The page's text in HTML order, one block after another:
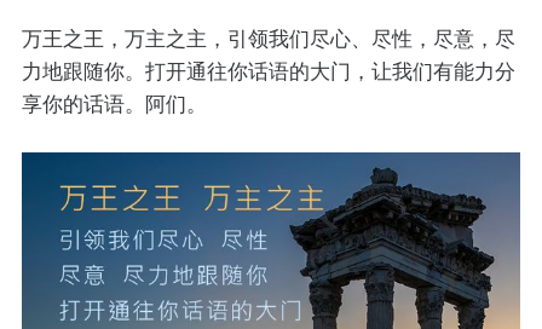
万王之王，万主之主，引领我们尽心、尽性，尽意，尽
力地跟随你。打开通往你话语的大门，让我们有能力分
享你的话语。阿们。